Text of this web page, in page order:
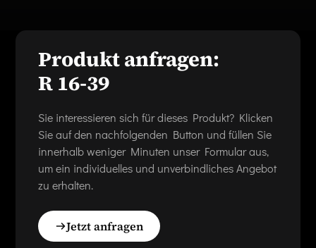
Produkt anfragen:
R 16-39
Sie interessieren sich für dieses Produkt? Klicken
Sie auf den nachfolgenden Button und füllen Sie
innerhalb weniger Minuten unser Formular aus,
um ein individuelles und unverbindliches Angebot
zu erhalten.
Jetzt anfragen